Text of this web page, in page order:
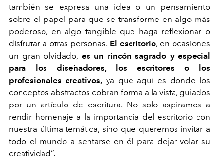
también se expresa una idea o un pensamiento
sobre el papel para que se transforme en algo más
poderoso, en algo tangible que haga reflexionar o
disfrutar a otras personas. El escritorio, en ocasiones
un gran olvidado, es un rincón sagrado y especial
para los diseñadores, los escritores o los
profesionales creativos,ya que aquí es donde los
conceptos abstractos cobran forma a la vista, guiados
por un artículo de escritura. No solo aspiramos a
rendir homenaje a la importancia del escritorio con
nuestra última temática, sino que queremos invitar a
todo el mundo a sentarse en él para dejar volar su
creatividad”.